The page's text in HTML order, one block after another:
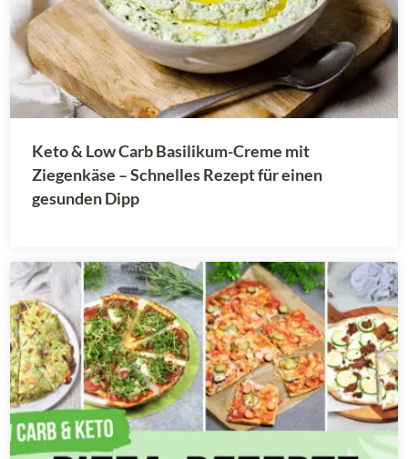
Keto & Low Carb Basilikum-Creme mit
Ziegenkäse – Schnelles Rezept für einen
gesunden Dipp